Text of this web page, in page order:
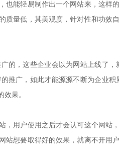
能轻易制作出一个网站来，这样
质量低，其美观度，针对性和功
，这些企业会以为网站上线了，
推广，如此才能源源不断为企业
果。
用户使用之后才会认可这个网站
站想要取得好的效果，就离不开